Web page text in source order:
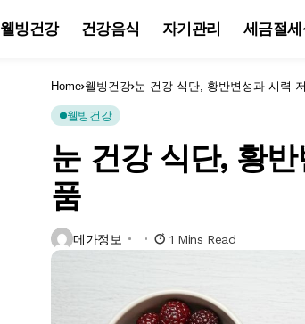
웰빙건강 건강음식 자기관리 세금절세
Home 웰빙건강 눈 건강 식단, 황반변성과 시력
웰빙건강
눈 건강 식단, 황
품
메가정보 1 Mins Read